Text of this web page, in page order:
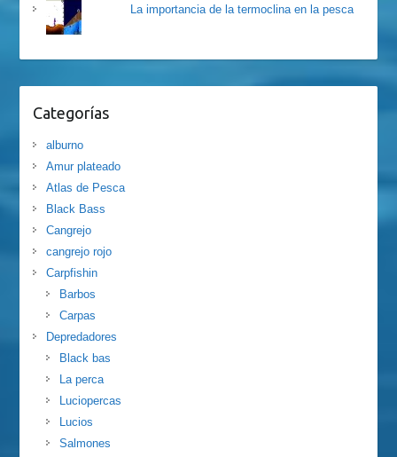
La importancia de la termoclina en la pesca
Categorías
alburno
Amur plateado
Atlas de Pesca
Black Bass
Cangrejo
cangrejo rojo
Carpfishin
Barbos
Carpas
Depredadores
Black bas
La perca
Luciopercas
Lucios
Salmones